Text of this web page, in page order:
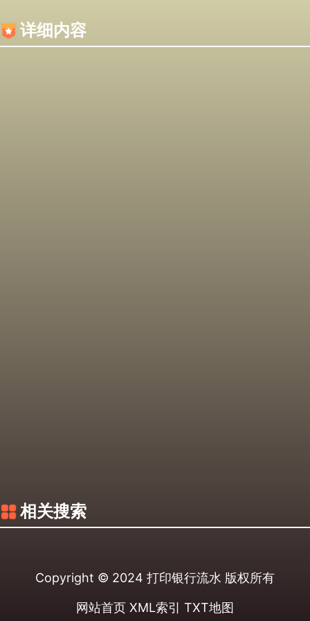
详细内容
相关搜索
Copyright © 2024 打印银行流水 版权所有
网站首页 XML索引 TXT地图